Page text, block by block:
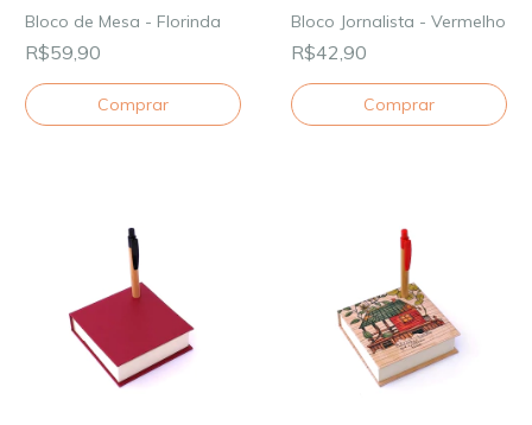
Bloco de Mesa - Florinda
R$59,90
Bloco Jornalista - Vermelho
R$42,90